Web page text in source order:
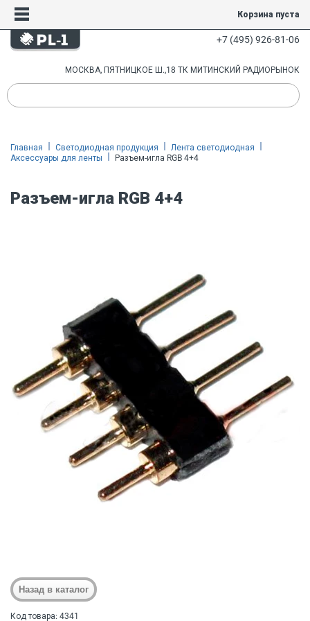
Корзина пуста
+7 (495) 926-81-06
МОСКВА, ПЯТНИЦКОЕ Ш.,18 ТК МИТИНСКИЙ РАДИОРЫНОК
Главная Светодиодная продукция
Лента светодиодная
Аксессуары для ленты
Разъем-игла RGB 4+4
Разъем-игла RGB 4+4
Код товара: 4341